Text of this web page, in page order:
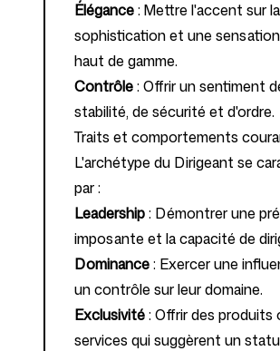
Élégance: Mettre l'accent sur la
sophistication et une
haut de gamme.
Contrôle: Offrir un sentiment
stabilité, de sécurité et d'ordre.
Traits et comportements
L'archétype du Dirigeant se
par :
Leadership: Démontrer une
imposante et la capacité de
Dominance: Exercer une
un contrôle sur leur domaine.
Exclusivité: Offrir des produits
services qui suggèrent un